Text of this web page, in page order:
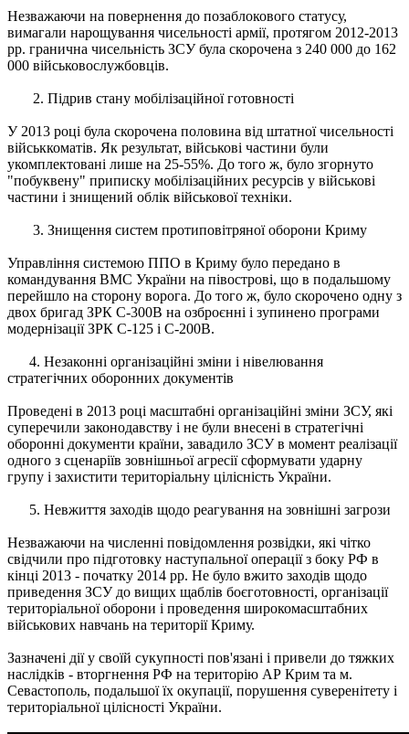
Незважаючи на повернення до позаблокового статусу,
вимагали нарощування чисельності армії, протягом 2012-2013
рр. гранична чисельність ЗСУ була скорочена з 240 000 до 162
000 військовослужбовців.
2. Підрив стану мобілізаційної готовності
У 2013 році була скорочена половина від штатної чисельності
військкоматів. Як результат, військові частини були
укомплектовані лише на 25-55%. До того ж, було згорнуто
"побуквену" приписку мобілізаційних ресурсів у військові
частини і знищений облік військової техніки.
3. Знищення систем протиповітряної оборони Криму
Управління системою ППО в Криму було передано в
командування ВМС України на півострові, що в подальшому
перейшло на сторону ворога. До того ж, було скорочено одну з
двох бригад ЗРК С-300В на озброєнні і зупинено програми
модернізації ЗРК С-125 і С-200В.
4. Незаконні організаційні зміни і нівелювання
стратегічних оборонних документів
Проведені в 2013 році масштабні організаційні зміни ЗСУ, які
суперечили законодавству і не були внесені в стратегічні
оборонні документи країни, завадило ЗСУ в момент реалізації
одного з сценаріїв зовнішньої агресії сформувати ударну
групу і захистити територіальну цілісність України.
5. Невжиття заходів щодо реагування на зовнішні загрози
Незважаючи на численні повідомлення розвідки, які чітко
свідчили про підготовку наступальної операції з боку РФ в
кінці 2013 - початку 2014 рр. Не було вжито заходів щодо
приведення ЗСУ до вищих щаблів боєготовності, організації
територіальної оборони і проведення широкомасштабних
військових навчань на території Криму.
Зазначені дії у своїй сукупності пов'язані і привели до тяжких
наслідків - вторгнення РФ на територію АР Крим та м.
Севастополь, подальшої їх окупації, порушення суверенітету і
територіальної цілісності України.